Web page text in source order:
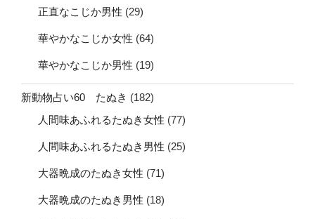
正直なこじか男性 (29)
華やかなこじか女性 (64)
華やかなこじか男性 (19)
新動物占い60 たぬき (182)
人間味あふれるたぬき女性 (77)
人間味あふれるたぬき男性 (25)
大器晩成のたぬき女性 (71)
大器晩成のたぬき男性 (18)